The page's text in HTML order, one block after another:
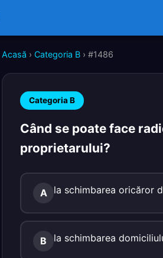
Acasă › Categoria B › #1486
Categoria B
Când se poate face
proprietarului?
A la schimbarea oricăror
B la schimbarea